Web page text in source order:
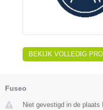
BEKIJK VOLLEDIG
Fuseo
Niet gevestigd in de plaats